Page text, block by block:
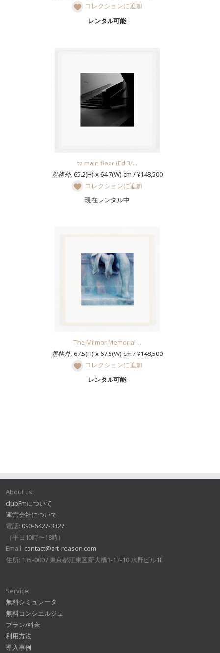
コレクションに追加
レンタル可能
to main floor (Ed.3/...
規格外, 65.2(H) x 64.7(W) cm / ¥148,500
コレクションに追加
現在レンタル中
The Milmor Memorial ...
規格外, 67.5(H) x 67.5(W) cm / ¥148,500
コレクションに追加
レンタル可能
About us:
clubFmについて
運営会社について
電話: 090-6427-3827
（平日10時〜18時）
Email: contact@art-reason.com
住所: 135-0007 東京都江東区新大橋3-17-10 水野ビル1F
Service:
無料シミュレータ
無料コンシエルジュ
プラン/料金
利用方法
導入事例